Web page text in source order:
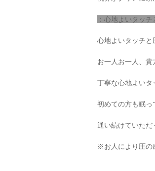
：心地よいタッチ
心地よいタッチと
お一人お一人、
丁寧な心地よいタ
初めての方も眠っ
通い続けていただ
※お人により圧の